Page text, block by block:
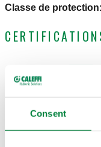
Consent
Classe de protection:
DESSINS ET